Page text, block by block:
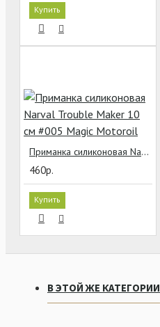
Купить
Приманка силиконовая Narval Trouble Maker 10 см #005 Magic Motoroil
460р.
Купить
В ЭТОЙ ЖЕ КАТЕГОРИИ